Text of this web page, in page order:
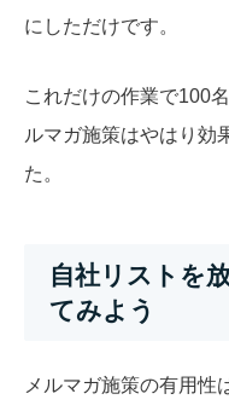
にしただけです。
これだけの作業で100
ルマガ施策はやはり効
た。
自社リストを
てみよう
メルマガ施策の有用性